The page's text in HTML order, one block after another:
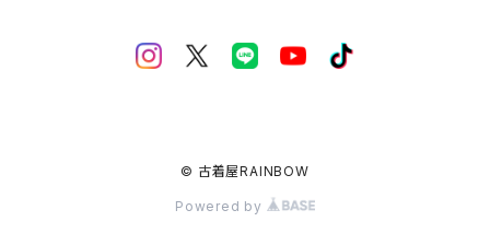
© 古着屋RAINBOW
Powered by